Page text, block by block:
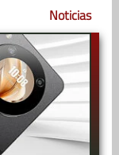
Noticias